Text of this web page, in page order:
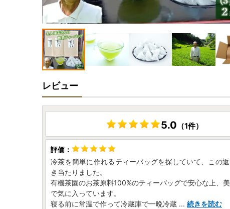
レビュー
5.0 （1件）
冷茶を簡単に作れるティーバッグを探していて、この
き当たりました。
有機茶園のお茶原料100%のティーバッグで安心な上、
で気に入っています。
寝る前に常温で作って冷蔵庫で一晩冷蔵 ... 続きを読む